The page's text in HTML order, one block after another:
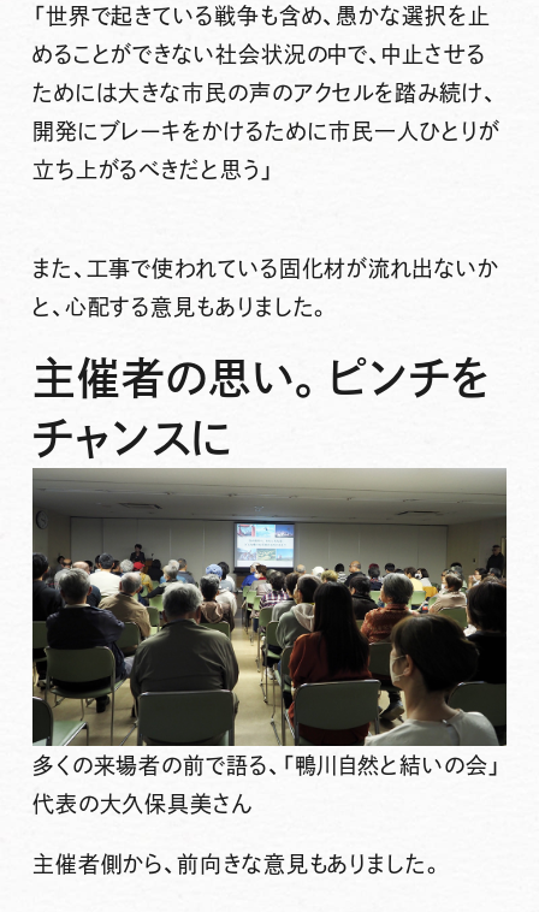
「世界で起きている戦争も含め、愚かな選択を止
めることができない社会状況の中で、中止させる
ためには大きな市民の声のアクセルを踏み続け、
開発にブレーキをかけるために市民一人ひとりが
立ち上がるべきだと思う」
また、工事で使われている固化材が流れ出ないか
と、心配する意見もありました。
主催者の思い。ピンチを
チャンスに
多くの来場者の前で語る、「鴨川自然と結いの会」
代表の大久保具美さん
主催者側から、前向きな意見もありました。